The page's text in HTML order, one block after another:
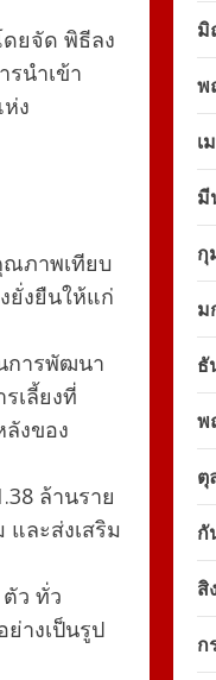
ยจัด พิธีลง
นำเข้า
ง
ณภาพเทียบ
ยั่งยืนให้แก่
การพัฒนา
เลี้ยงที่
งของ
ล้านราย
และส่งเสริม
ว ทั่ว
างเป็นรูป
มิ
พ
เ
มี
กุ
ม
ธั
พ
ตุ
กั
สิ
ก